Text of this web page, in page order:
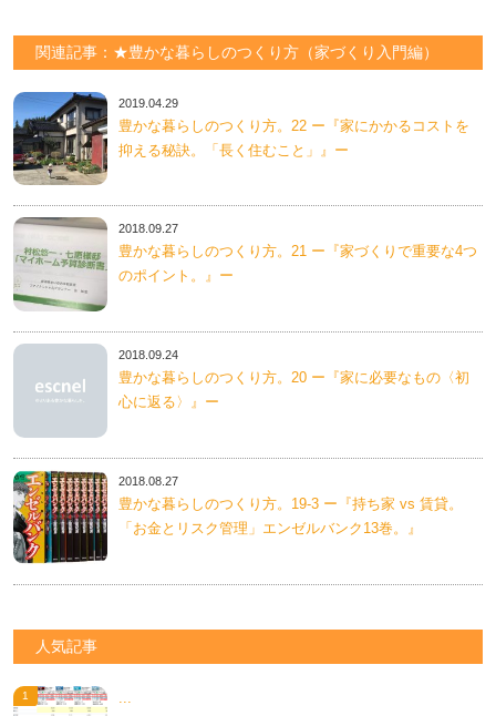
関連記事：★豊かな暮らしのつくり方（家づくり入門編）
2019.04.29
豊かな暮らしのつくり方。22 ー『家にかかるコストを
抑える秘訣。「長く住むこと」』ー
2018.09.27
豊かな暮らしのつくり方。21 ー『家づくりで重要な4つ
のポイント。』ー
2018.09.24
豊かな暮らしのつくり方。20 ー『家に必要なもの〈初
心に返る〉』ー
2018.08.27
豊かな暮らしのつくり方。19-3 ー『持ち家 vs 賃貸。
「お金とリスク管理」エンゼルバンク13巻。』
人気記事
...